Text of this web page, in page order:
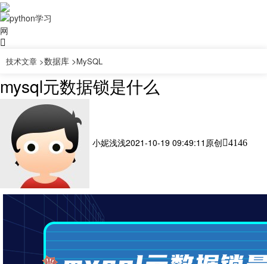
技术文章 >数据库 >MySQL
mysql元数据锁是什么
小妮浅浅2021-10-19 09:49:11 原创 4146